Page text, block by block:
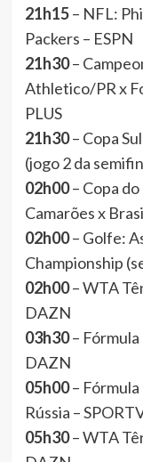
21h15– NFL:
Packers – ESPN
21h30–
Athletico/PR x
PLUS
21h30– Copa
(jogo 2 da
02h00– Copa
Camarões x
02h00– Golfe:
Championship
02h00– WTA
DAZN
03h30–
DAZN
05h00–
Rússia –
05h30– WTA